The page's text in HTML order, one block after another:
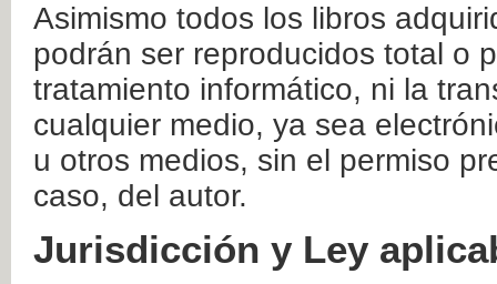
Asimismo todos los libros
podrán ser reproducidos total o
tratamiento informático, ni la
cualquier medio, ya sea
u otros medios, sin el permiso
caso, del autor.
Jurisdicción y Ley